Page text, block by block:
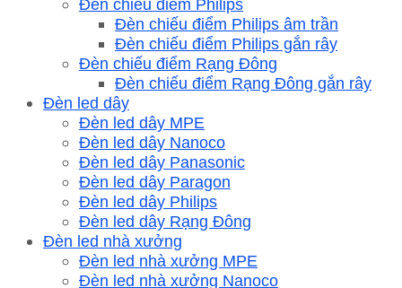
Đèn chiếu điểm Philips
Đèn chiếu điểm Philips âm trần
Đèn chiếu điểm Philips gắn rây
Đèn chiếu điểm Rạng Đông
Đèn chiếu điểm Rạng Đông gắn rây
Đèn led dây
Đèn led dây MPE
Đèn led dây Nanoco
Đèn led dây Panasonic
Đèn led dây Paragon
Đèn led dây Philips
Đèn led dây Rạng Đông
Đèn led nhà xưởng
Đèn led nhà xưởng MPE
Đèn led nhà xưởng Nanoco